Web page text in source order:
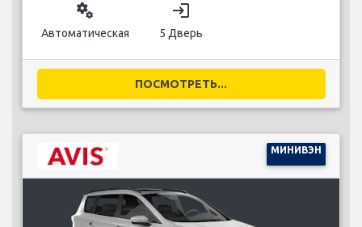
miscellaneous_services
Автоматическая
login
5 Дверь
ПОСМОТРЕТЬ...
МИНИВЭН